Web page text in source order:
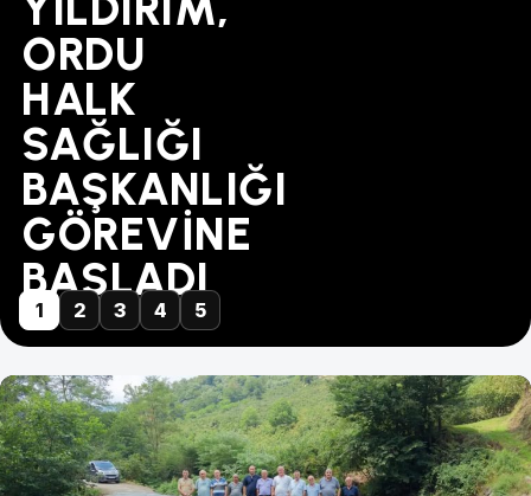
ORDU
HALK
SAĞLIĞI
BAŞKANLIĞI
GÖREVİNE
BAŞLADI
FİYAT
KABUL
EDİLEMEZ!"
DİKENCE
ARASINA
GÜVEN
GELDİ
SAĞLIK-
SEN'DEN
ZİYARET...
SÜRE
31
AĞUSTOS'TA
DOLUYOR
1 2 3 4 5